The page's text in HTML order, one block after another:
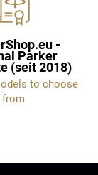
-
Parker
(seit 2018)
to choose
from